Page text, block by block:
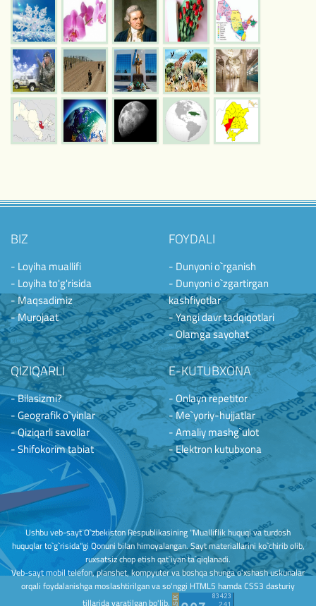
BIZ
- Loyiha muallifi
- Loyiha to'g'risida
- Maqsadimiz
- Murojaat
FOYDALI
- Dunyoni o`rganish
- Dunyoni o`zgartirgan
kashfiyotlar
- Yangi davr tadqiqotlari
- Olamga sayohat
QIZIQARLI
- Bilasizmi?
- Geografik o`yinlar
- Qiziqarli savollar
- Shifokorim tabiat
E-KUTUBXONA
- Onlayn repetitor
- Me`yoriy-hujjatlar
- Amaliy mashg`ulot
- Elektron kutubxona
Ushbu veb-sayt O`zbekiston Respublikasining "Mualliflik huquqi va turdosh
huquqlar to`g`risida"gi Qonuni bilan himoyalangan. Sayt materiallarini ko`chirib olib,
ruxsatsiz chop etish qat`iyan ta`qiqlanadi.
Veb-sayt mobil telefon, planshet, kompyuter va boshqa shunga o'xshash uskunalar
orqali foydalanishga moslashtirilgan va so'nggi HTML5 hamda CSS3 dasturiy
tillarida yaratilgan bo'lib,